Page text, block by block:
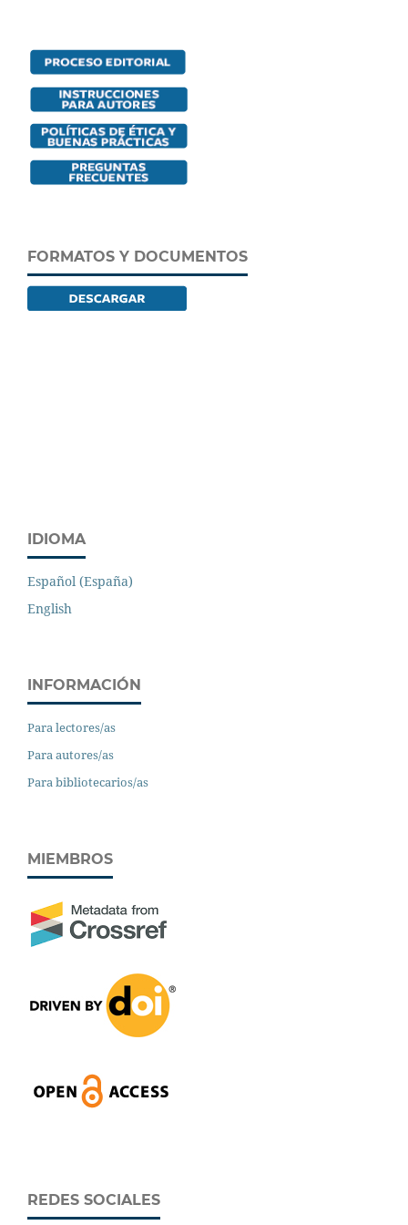
FORMATOS Y DOCUMENTOS
IDIOMA
Español (España)
English
INFORMACIÓN
Para lectores/as
Para autores/as
Para bibliotecarios/as
MIEMBROS
REDES SOCIALES